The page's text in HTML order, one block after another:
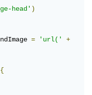
head')
= 'url('
+
{